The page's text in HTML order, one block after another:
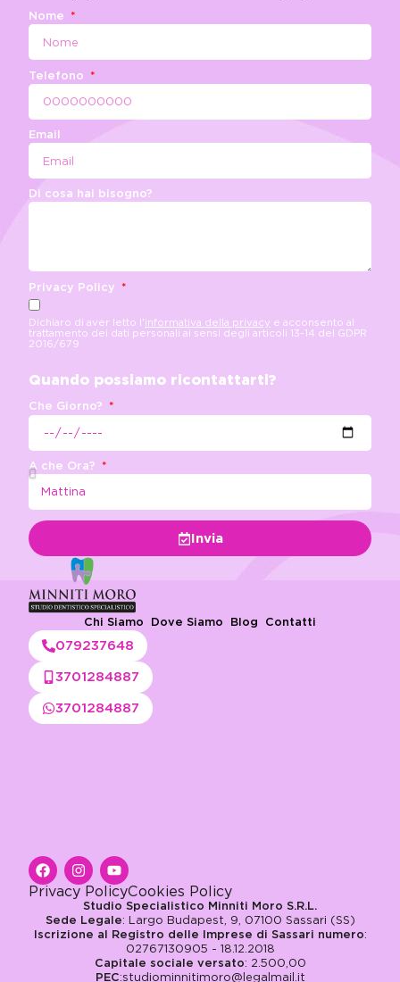
Nome
Telefono
Email
Di cosa hai bisogno?
Privacy Policy
Dichiaro di aver letto l'informativa della privacy e acconsento al
trattamento dei dati personali ai sensi degli articoli 13-14 del GDPR
2016/679
Quando possiamo ricontattarti?
Che Giorno?
A che Ora?
Invia
Chi Siamo Dove Siamo Blog Contatti
079237648
3701284887
3701284887
Privacy PolicyCookies Policy
Studio Specialistico Minniti Moro S.R.L.
Sede Legale: Largo Budapest, 9, 07100 Sassari (SS)
Iscrizione al Registro delle Imprese di Sassari numero:
02767130905 - 18.12.2018
Capitale sociale versato: 2.500,00
PEC:studiominnitimoro@legalmail.it